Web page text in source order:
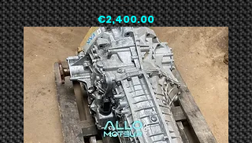
Price
€2,400.00